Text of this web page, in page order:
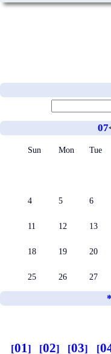
07
Sun Mon Tue
4 5 6
11 12 13
18 19 20
25 26 27
*
01 02 03